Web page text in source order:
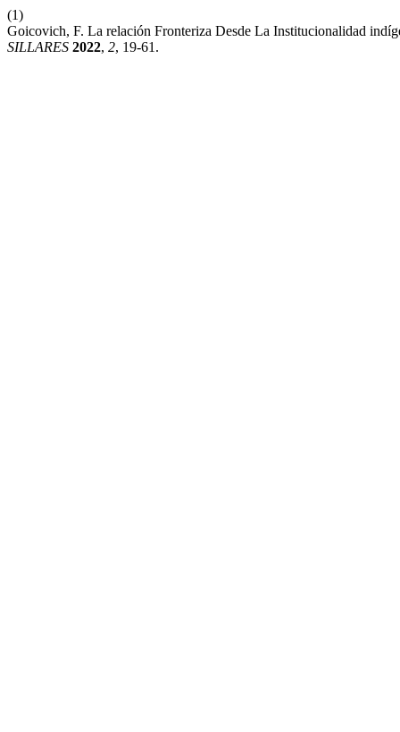
(1)
Goicovich, F. La relación Fronteriza Desde La Institucionalidad
SILLARES 2022, 2, 19-61.